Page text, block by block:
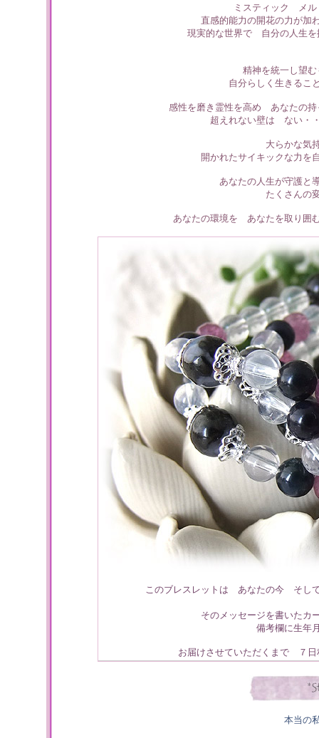
ミスティック メル
直感的能力の開花の力が加
現実的な世界で 自分の人生を
精神を統一し望
自分らしく生きるこ
感性を磨き霊性を高め あなたの持
超えれない壁は ない・
大らかな気
開かれたサイキックな力を
あなたの人生が守護と
たくさんの
あなたの環境を あなたを取り囲
このブレスレットは あなたの今 そし
そのメッセージを書いたカ
備考欄に生年
お届けさせていただくまで ７日
本当の